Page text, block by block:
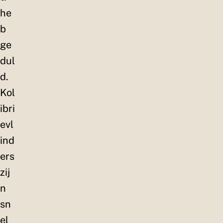
he
b
ge
dul
d.
Kol
ibri
evl
ind
ers
zij
n
sn
el